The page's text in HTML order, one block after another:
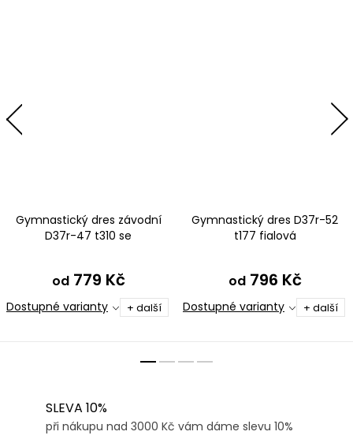
Gymnastický dres závodní
D37r-47 t310 se
od779 Kč
Dostupné varianty + další
Gymnastický dres D37r-52
t177 fialová
od796 Kč
Dostupné varianty + další
SLEVA 10%
při nákupu nad 3000 Kč vám dáme slevu 10%